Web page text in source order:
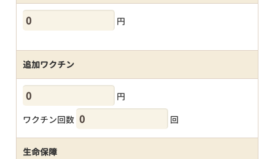
円
追加ワクチン
円
ワクチン回数
回
生命保障